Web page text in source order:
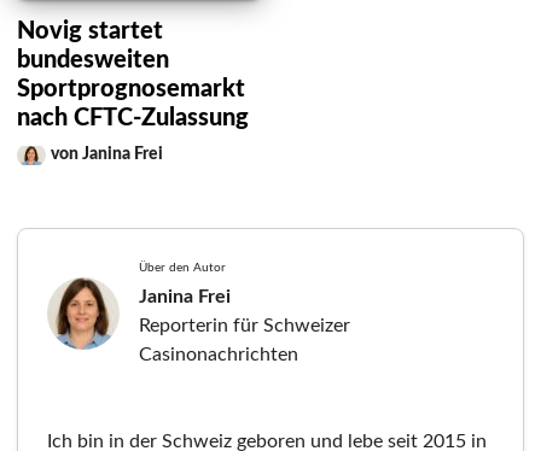
Novig startet
bundesweiten
Sportprognosemarkt
nach CFTC-Zulassung
von Janina Frei
Über den Autor
Janina Frei
Reporterin für Schweizer
Casinonachrichten
Ich bin in der Schweiz geboren und lebe seit 2015 in